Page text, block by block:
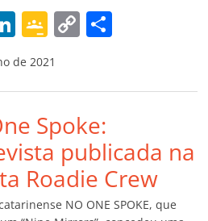
m
Li
n
k
e
dI
n
G
o
o
gl
e
Cl
a
ss
C
o
y
Li
n
k
p
til
h
ar
de 2021
Spoke:
publicada na
Roadie Crew
NO ONE SPOKE, que